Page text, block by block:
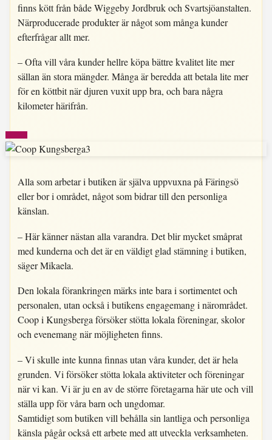
finns kött från både Wiggeby Jordbruk och Svartsjöanstalten.
Närproducerade produkter är något som många kunder
efterfrågar allt mer.
– Ofta vill våra kunder hellre köpa bättre kvalitet lite mer
sällan än stora mängder. Många är beredda att betala lite mer
för en köttbit när djuren vuxit upp bra, och bara några
kilometer härifrån.
Alla som arbetar i butiken är själva uppvuxna på Färingsö
eller bor i området, något som bidrar till den personliga
känslan.
– Här känner nästan alla varandra. Det blir mycket småprat
med kunderna och det är en väldigt glad stämning i butiken,
säger Mikaela.
Den lokala förankringen märks inte bara i sortimentet och
personalen, utan också i butikens engagemang i närområdet.
Coop i Kungsberga försöker stötta lokala föreningar, skolor
och evenemang när möjligheten finns.
– Vi skulle inte kunna finnas utan våra kunder, det är hela
grunden. Vi försöker stötta lokala aktiviteter och föreningar
när vi kan. Vi är ju en av de större företagarna här ute och vill
ställa upp för våra barn och ungdomar.
Samtidigt som butiken vill behålla sin lantliga och personliga
känsla pågår också ett arbete med att utveckla verksamheten.